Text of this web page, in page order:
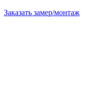
Заказать замер/монтаж